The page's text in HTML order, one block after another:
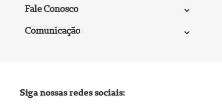
Fale Conosco
Comunicação
Siga nossas redes sociais: